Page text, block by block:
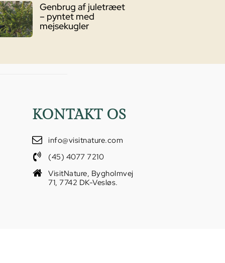
Genbrug af juletræet
– pyntet med
mejsekugler
KONTAKT OS
info@visitnature.com
(45) 4077 7210
VisitNature, Bygholmvej
71, 7742 DK-Vesløs.